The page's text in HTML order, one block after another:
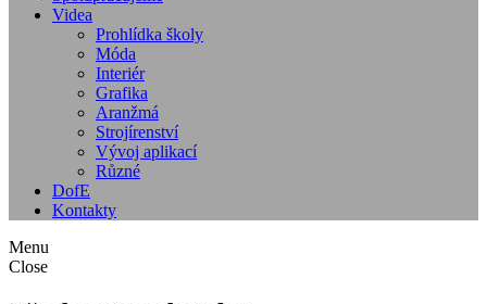
Videa
Prohlídka školy
Móda
Interiér
Grafika
Aranžmá
Strojírenství
Vývoj aplikací
Různé
DofE
Kontakty
Menu
Close